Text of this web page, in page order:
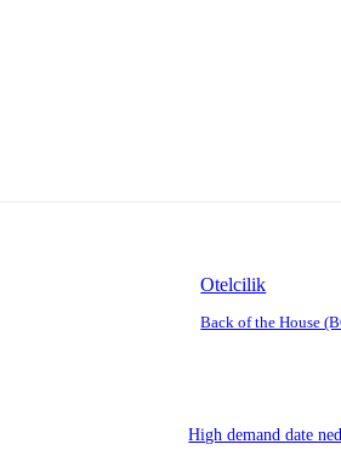
Otelcilik
Back of the House
High demand date